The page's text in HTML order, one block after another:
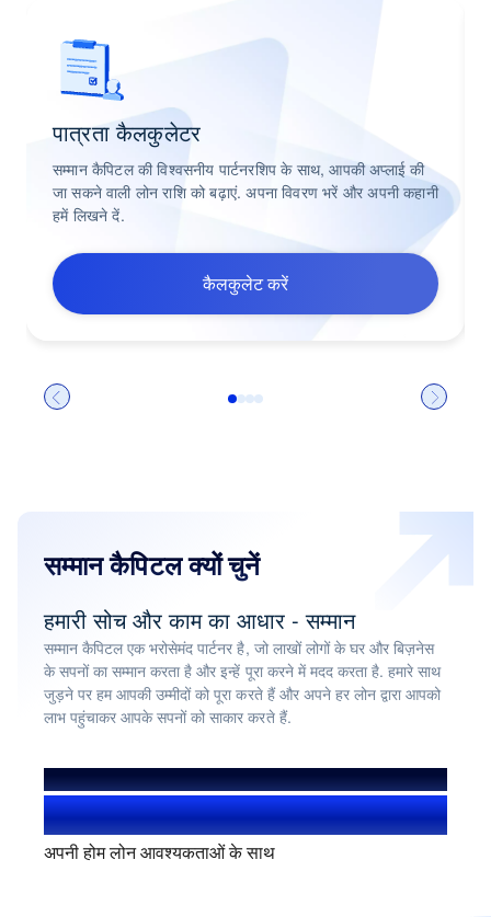
पात्रता कैलकुलेटर
सम्मान कैपिटल की विश्वसनीय पार्टनरशिप के साथ, आपकी अप्लाई की
जा सकने वाली लोन राशि को बढ़ाएं. अपना विवरण भरें और अपनी कहानी
हमें लिखने दें.
कैलकुलेट करें
सम्मान कैपिटल क्यों चुनें
हमारी सोच और काम का आधार - सम्मान
सम्मान कैपिटल एक भरोसेमंद पार्टनर है, जो लाखों लोगों के घर और बिज़नेस
के सपनों का सम्मान करता है और इन्हें पूरा करने में मदद करता है. हमारे साथ
जुड़ने पर हम आपकी उम्मीदों को पूरा करते हैं और अपने हर लोन द्वारा आपको
लाभ पहुंचाकर आपके सपनों को साकार करते हैं.
हमसे हुए लाभान्वित
1.4+ मिलियन यूज़र्स
अपनी होम लोन आवश्यकताओं के साथ